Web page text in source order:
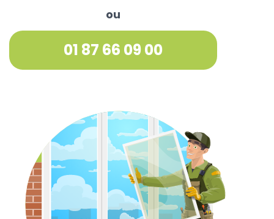
ou
01 87 66 09 00